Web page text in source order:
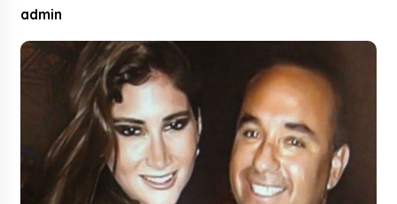
admin